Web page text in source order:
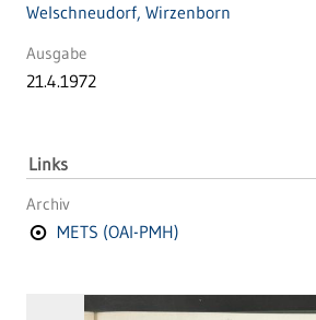
Welschneudorf, Wirzenborn
Ausgabe
21.4.1972
Links
Archiv
METS (OAI-PMH)